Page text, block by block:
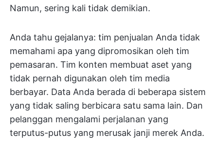
Namun, sering kali tidak demikian.
Anda tahu gejalanya: tim penjualan Anda tidak
memahami apa yang dipromosikan oleh tim
pemasaran. Tim konten membuat aset yang
tidak pernah digunakan oleh tim media
berbayar. Data Anda berada di beberapa sistem
yang tidak saling berbicara satu sama lain. Dan
pelanggan mengalami perjalanan yang
terputus-putus yang merusak janji merek Anda.